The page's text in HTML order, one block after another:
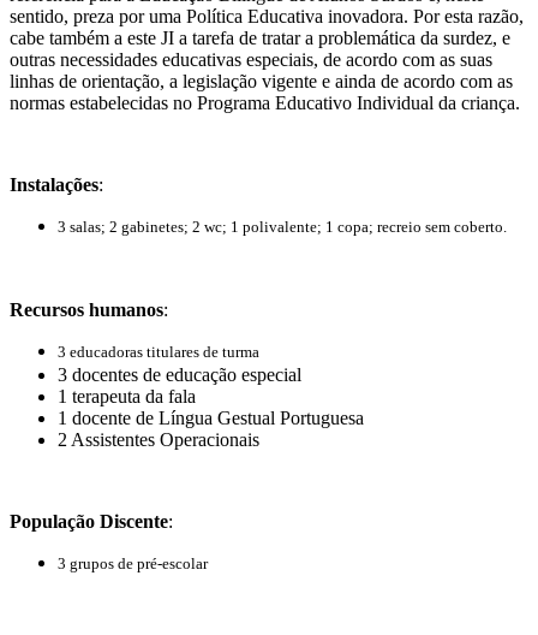
sentido, preza por uma Política Educativa inovadora. Por esta razão,
cabe também a este JI a tarefa de tratar a problemática da surdez, e
outras necessidades educativas especiais, de acordo com as suas
linhas de orientação, a legislação vigente e ainda de acordo com as
normas estabelecidas no Programa Educativo Individual da criança.
Instalações:
3 salas; 2 gabinetes; 2 wc; 1 polivalente; 1 copa; recreio sem coberto.
Recursos humanos:
3 educadoras titulares de turma
3 docentes de educação especial
1 terapeuta da fala
1 docente de Língua Gestual Portuguesa
2 Assistentes Operacionais
População Discente:
3 grupos de pré-escolar